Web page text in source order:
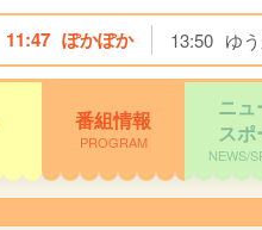
11:47 ぽかぽか 13:50 ゆ
番組情報
PROGRAM
ニュ
スポ
NEWS/